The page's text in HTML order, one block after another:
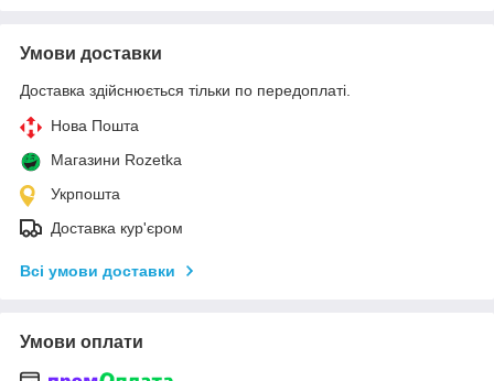
Умови доставки
Доставка здійснюється тільки по передоплаті.
Нова Пошта
Магазини Rozetka
Укрпошта
Доставка кур'єром
Всі умови доставки
Умови оплати